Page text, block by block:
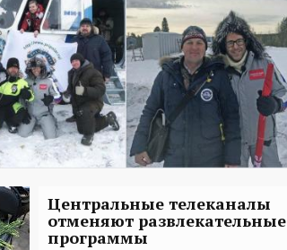
Центральные телеканалы
отменяют развлекательные
программы